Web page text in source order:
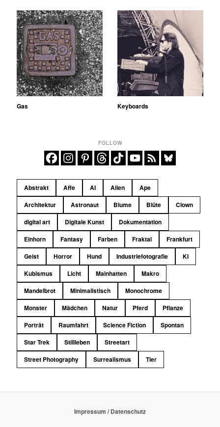
Gas Keyboards
FOLLOW
Abstrakt Affe AI Alien
Ape
Architektur
Astronaut Blume Blüte
Clown
digital art
Digitale Kunst
Dokumentation
Einhorn
Fantasy Farben Fraktal
Frankfurt
Geist
Horror Hund Industriefotografie
KI
Kubismus
Licht Mainhatten
Makro
Mandelbrot
Minimalistisch
Monochrome
Monster
Mädchen Natur Pferd
Pflanze
Porträt
Raumfahrt Science Fiction
Spontan
Star Trek
Stillleben
Streetart
Street Photography
Surrealismus Tier
Impressum / Datenschutz